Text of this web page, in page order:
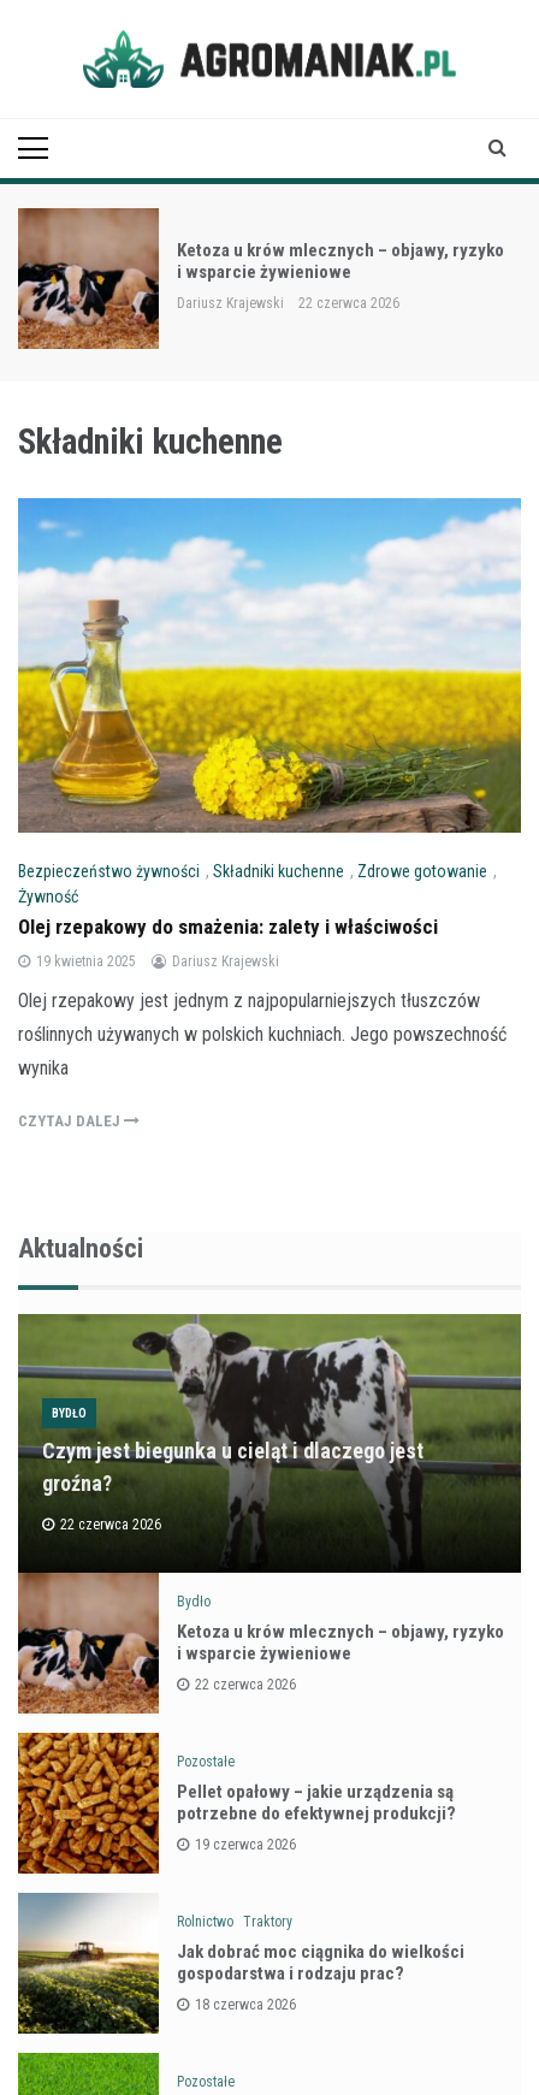
Ketoza u krów mlecznych – objawy, ryzyko
i wsparcie żywieniowe
Dariusz Krajewski 22 czerwca 2026
Składniki kuchenne
Bezpieczeństwo żywności , Składniki kuchenne , Zdrowe gotowanie ,
Żywność
Olej rzepakowy do smażenia: zalety i właściwości
19 kwietnia 2025 Dariusz Krajewski
Olej rzepakowy jest jednym z najpopularniejszych tłuszczów
roślinnych używanych w polskich kuchniach. Jego powszechność
wynika
CZYTAJ DALEJ
Aktualności
BYDŁO
Czym jest biegunka u cieląt i dlaczego jest
groźna?
22 czerwca 2026
Bydło
Ketoza u krów mlecznych – objawy, ryzyko
i wsparcie żywieniowe
22 czerwca 2026
Pozostałe
Pellet opałowy – jakie urządzenia są
potrzebne do efektywnej produkcji?
19 czerwca 2026
Rolnictwo Traktory
Jak dobrać moc ciągnika do wielkości
gospodarstwa i rodzaju prac?
18 czerwca 2026
Pozostałe